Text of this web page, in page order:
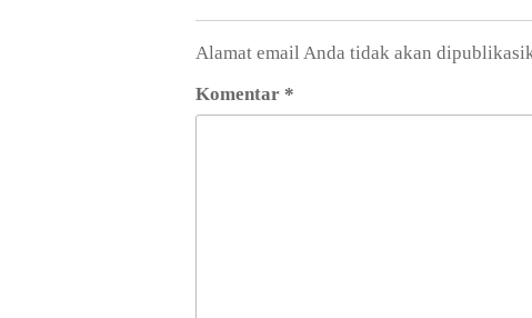
Alamat email Anda tidak akan
Komentar *